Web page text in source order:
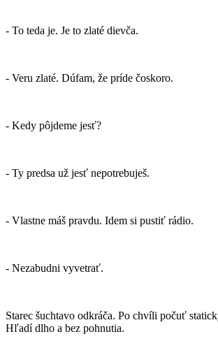
- To teda je. Je to zlaté dievča.
- Veru zlaté. Dúfam, že príde čoskoro.
- Kedy pôjdeme jesť?
- Ty predsa už jesť nepotrebuješ.
- Vlastne máš pravdu. Idem si pustiť rádio.
- Nezabudni vyvetrať.
Starec šuchtavo odkráča. Po chvíli počuť
Hľadí dlho a bez pohnutia.